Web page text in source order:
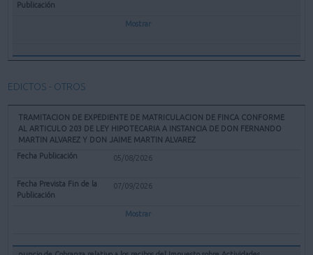
Mostrar
EDICTOS - OTROS
TRAMITACION DE EXPEDIENTE DE MATRICULACION DE FINCA CONFORME
AL ARTICULO 203 DE LEY HIPOTECARIA A INSTANCIA DE DON FERNANDO
MARTIN ALVAREZ Y DON JAIME MARTIN ALVAREZ
05/08/2026
07/09/2026
Mostrar